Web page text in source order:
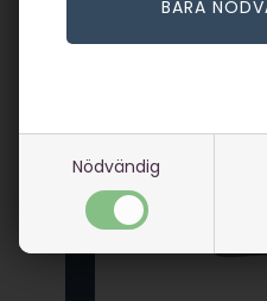
Nödvändig